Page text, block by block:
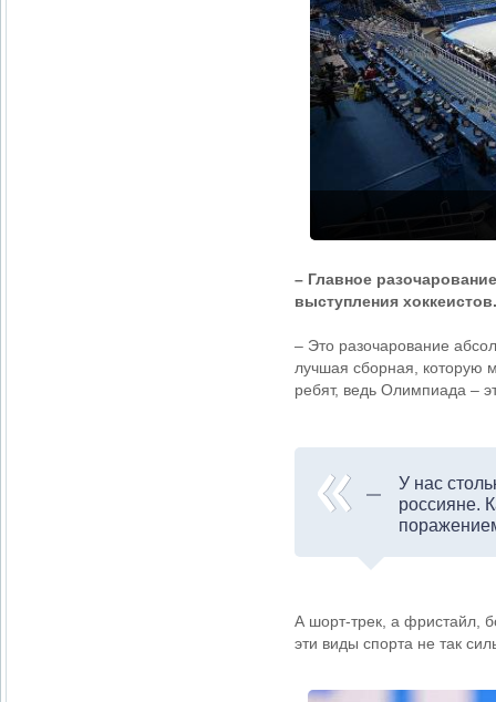
– Главное
выступления хоккеистов.
– Это разочарование
лучшая сборная, которую
ребят, ведь Олимпиада –
У нас
россияне.
А шорт-трек, а фристайл,
эти виды спорта не так